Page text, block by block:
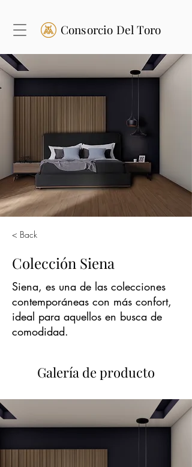
Consorcio Del Toro
< Back
Colección Siena
Siena, es una de las colecciones
contemporáneas con más confort,
ideal para aquellos en busca de
comodidad.
Galería de producto